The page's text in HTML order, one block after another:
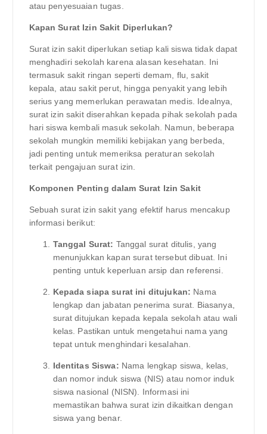
atau penyesuaian tugas.
Kapan Surat Izin Sakit Diperlukan?
Surat izin sakit diperlukan setiap kali siswa tidak dapat
menghadiri sekolah karena alasan kesehatan. Ini
termasuk sakit ringan seperti demam, flu, sakit
kepala, atau sakit perut, hingga penyakit yang lebih
serius yang memerlukan perawatan medis. Idealnya,
surat izin sakit diserahkan kepada pihak sekolah pada
hari siswa kembali masuk sekolah. Namun, beberapa
sekolah mungkin memiliki kebijakan yang berbeda,
jadi penting untuk memeriksa peraturan sekolah
terkait pengajuan surat izin.
Komponen Penting dalam Surat Izin Sakit
Sebuah surat izin sakit yang efektif harus mencakup
informasi berikut:
Tanggal Surat: Tanggal surat ditulis, yang
menunjukkan kapan surat tersebut dibuat. Ini
penting untuk keperluan arsip dan referensi.
Kepada siapa surat ini ditujukan: Nama
lengkap dan jabatan penerima surat. Biasanya,
surat ditujukan kepada kepala sekolah atau wali
kelas. Pastikan untuk mengetahui nama yang
tepat untuk menghindari kesalahan.
Identitas Siswa: Nama lengkap siswa, kelas,
dan nomor induk siswa (NIS) atau nomor induk
siswa nasional (NISN). Informasi ini
memastikan bahwa surat izin dikaitkan dengan
siswa yang benar.